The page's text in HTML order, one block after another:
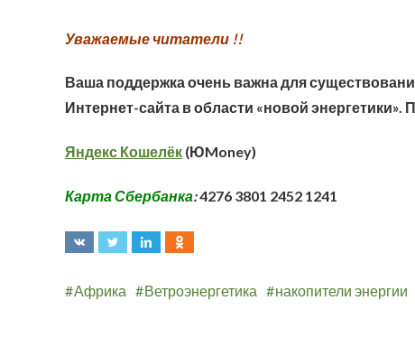
Уважаемые читатели !!
Ваша поддержка очень важна для
Интернет-сайта в области «новой
Яндекс Кошелёк (ЮMoney)
Карта Сбербанка:4276 3801 2452 1241
Африка Ветроэнергетика накопители энергии